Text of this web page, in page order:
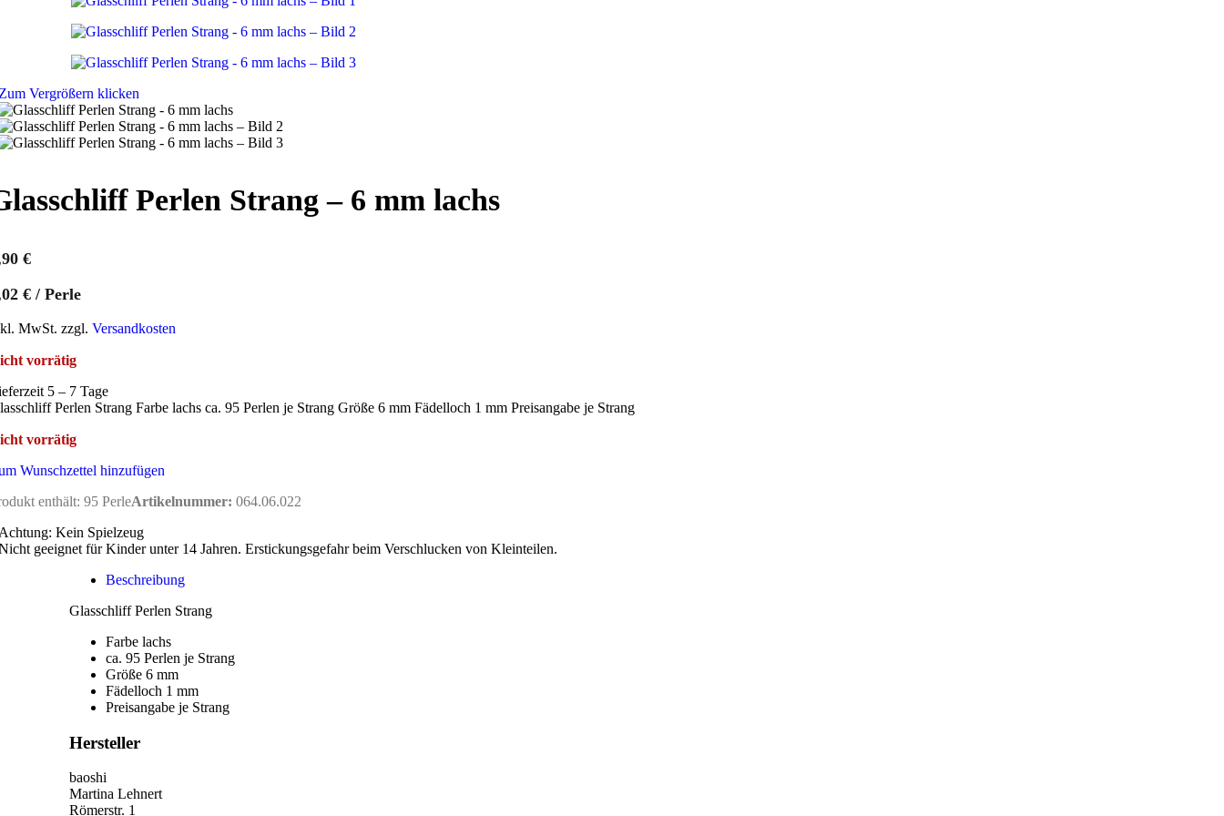
Vergrößern klicken
Perlen Strang – 6 mm lachs
€
€ / Perle
MwSt. zzgl. Versandkosten
vorrätig
5 – 7 Tage
Perlen Strang Farbe lachs ca. 95 Perlen je Strang Größe 6 mm Fädelloch 1 mm Preisangabe je Strang
vorrätig
Wunschzettel hinzufügen
enthält: 95 PerleArtikelnummer: 064.06.022
Kein Spielzeug
geeignet für Kinder unter 14 Jahren. Erstickungsgefahr beim Verschlucken von Kleinteilen.
Beschreibung
Glasschliff Perlen Strang
Farbe lachs
ca. 95 Perlen je Strang
Größe 6 mm
Fädelloch 1 mm
Preisangabe je Strang
Hersteller
baoshi
Martina Lehnert
Römerstr. 1